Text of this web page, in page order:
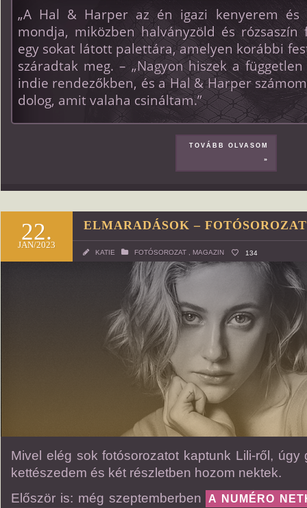
„A Hal & Harper az én igazi kenyerem és
mondja, miközben halványzöld és
egy sokat látott palettára, amelyen korábbi
száradtak meg. – „Nagyon hiszek a
indie rendezőkben, és a Hal & Harper
dolog, amit valaha csináltam.”
TOVÁBB OLVASOM
»
22.
JAN/2023
ELMARADÁSOK –
KATIE FOTÓSOROZAT MAGAZIN 134
Mivel elég sok fotósorozatot kaptunk Lili-ről, úgy
kettészedem és két részletben hozom nektek.
Először is: még szeptemberben
A NUMÉRO